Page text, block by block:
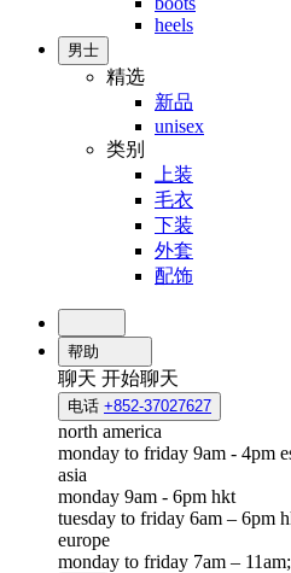
heels
男士
精选
新品
unisex
类别
上装
毛衣
下装
外套
配饰
帮助
聊天 开始聊天
电话 +852-37027627
north america
monday to friday 9am - 4pm
asia
monday 9am - 6pm hkt
tuesday to friday 6am – 6pm
europe
monday to friday 7am –